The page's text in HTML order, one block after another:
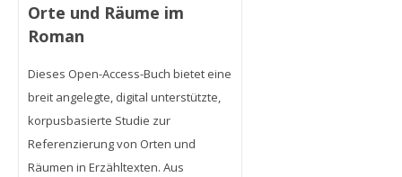
Orte und Räume im
Roman
Dieses Open-Access-Buch bietet eine
breit angelegte, digital unterstützte,
korpusbasierte Studie zur
Referenzierung von Orten und
Räumen in Erzähltexten. Aus